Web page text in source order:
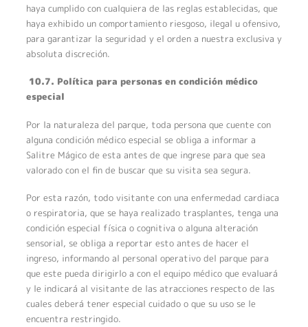
haya cumplido con cualquiera de las reglas establecidas, que
haya exhibido un comportamiento riesgoso, ilegal u ofensivo,
para garantizar la seguridad y el orden a nuestra exclusiva y
absoluta discreción.
10.7. Política para personas en condición médico
especial
Por la naturaleza del parque, toda persona que cuente con
alguna condición médico especial se obliga a informar a
Salitre Mágico de esta antes de que ingrese para que sea
valorado con el fin de buscar que su visita sea segura.
Por esta razón, todo visitante con una enfermedad cardiaca
o respiratoria, que se haya realizado trasplantes, tenga una
condición especial física o cognitiva o alguna alteración
sensorial, se obliga a reportar esto antes de hacer el
ingreso, informando al personal operativo del parque para
que este pueda dirigirlo a con el equipo médico que evaluará
y le indicará al visitante de las atracciones respecto de las
cuales deberá tener especial cuidado o que su uso se le
encuentra restringido.